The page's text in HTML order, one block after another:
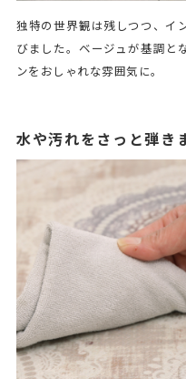
独特の世界観は残しつつ、イ
びました。ベージュが基調と
ンをおしゃれな雰囲気に。
水や汚れをさっと弾き